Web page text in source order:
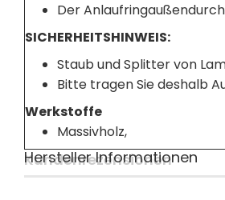
Der
SICHERHEITSHINWEIS:
Staub und Splitter von
Bitte tragen Sie deshalb
Werkstoffe
Massivholz,
Kundenrezensionen
Hersteller Informationen